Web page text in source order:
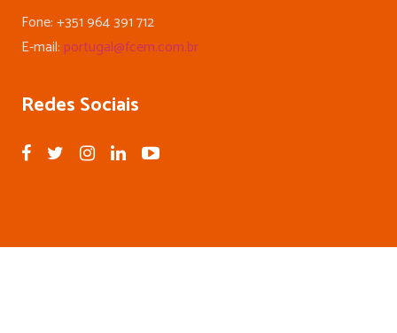
Fone: +351 964 391 712
E-mail: portugal@fcem.com.br
Redes Sociais